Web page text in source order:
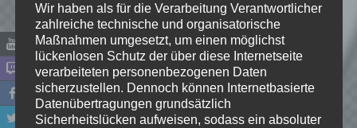
Wir haben als für die Verarbeitung Verantwortlicher
zahlreiche technische und organisatorische
Maßnahmen umgesetzt, um einen möglichst
lückenlosen Schutz der über diese Internetseite
verarbeiteten personenbezogenen Daten
sicherzustellen. Dennoch können Internetbasierte
Datenübertragungen grundsätzlich
Sicherheitslücken aufweisen, sodass ein absoluter